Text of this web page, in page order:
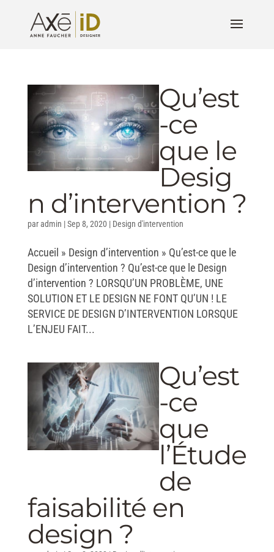
Qu’est
-ce
que le
Desig
n d’intervention ?
paradmin |Sep 8, 2020 | Design d'intervention
Accueil » Design d’intervention » Qu’est-ce que le
Design d’intervention ? Qu’est-ce que le Design
d’intervention ? LORSQU’UN PROBLÈME, UNE
SOLUTION ET LE DESIGN NE FONT QU’UN ! LE
SERVICE DE DESIGN D’INTERVENTION LORSQUE
L’ENJEU FAIT...
Qu’est
-ce
que
l’Étude
de
faisabilité en
design ?